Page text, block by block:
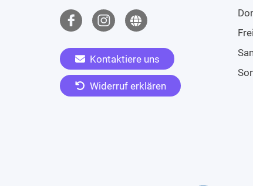
Kontaktiere uns
Widerruf erklären